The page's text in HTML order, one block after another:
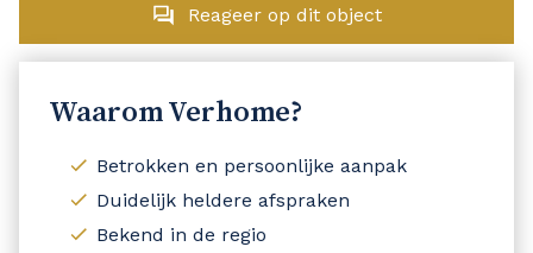
Reageer op dit object
Waarom Verhome?
Betrokken en persoonlijke aanpak
Duidelijk heldere afspraken
Bekend in de regio